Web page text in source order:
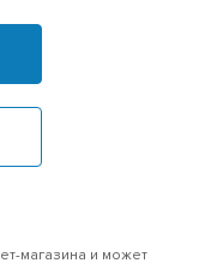
магазина и может